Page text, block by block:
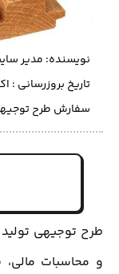
نویسنده: مدیر
تاریخ بروزرسانی : اکتبر
سفارش طرح
طرح توجیهی تولید
و محاسبات